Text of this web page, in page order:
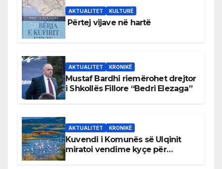
AKTUALITET KULTURË
Përtej vijave në hartë
AKTUALITET KRONIKË
Mustaf Bardhi riemërohet drejtor
i Shkollës Fillore “Bedri Elezaga”
AKTUALITET KRONIKË
Kuvendi i Komunës së Ulqinit
miratoi vendime kyçe për